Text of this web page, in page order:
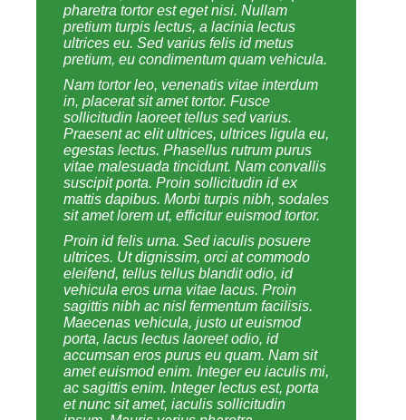
pharetra tortor est eget nisi. Nullam
pretium turpis lectus, a lacinia lectus
ultrices eu. Sed varius felis id metus
pretium, eu condimentum quam vehicula.
Nam tortor leo, venenatis vitae interdum
in, placerat sit amet tortor. Fusce
sollicitudin laoreet tellus sed varius.
Praesent ac elit ultrices, ultrices ligula eu,
egestas lectus. Phasellus rutrum purus
vitae malesuada tincidunt. Nam convallis
suscipit porta. Proin sollicitudin id ex
mattis dapibus. Morbi turpis nibh, sodales
sit amet lorem ut, efficitur euismod tortor.
Proin id felis urna. Sed iaculis posuere
ultrices. Ut dignissim, orci at commodo
eleifend, tellus tellus blandit odio, id
vehicula eros urna vitae lacus. Proin
sagittis nibh ac nisl fermentum facilisis.
Maecenas vehicula, justo ut euismod
porta, lacus lectus laoreet odio, id
accumsan eros purus eu quam. Nam sit
amet euismod enim. Integer eu iaculis mi,
ac sagittis enim. Integer lectus est, porta
et nunc sit amet, iaculis sollicitudin